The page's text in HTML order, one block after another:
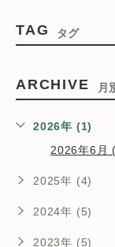
TAG タグ
ARCHIVE 月
2026年 (1)
2026年6月
2025年 (4)
2024年 (5)
2023年 (5)